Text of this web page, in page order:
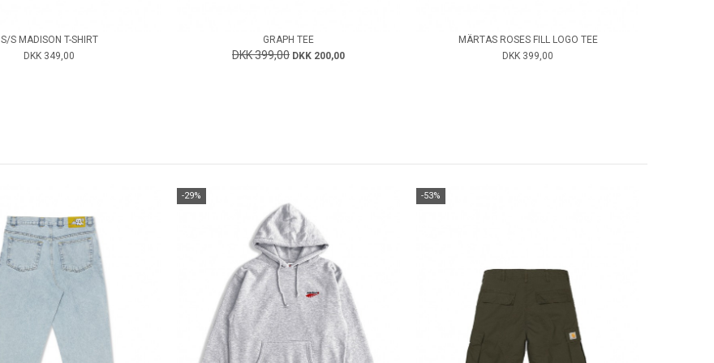
S/S MADISON T-SHIRT
DKK 349,00
GRAPH TEE
DKK 399,00 DKK 200,00
MÄRTAS ROSES FILL LOGO TEE
DKK 399,00
-29% -53%